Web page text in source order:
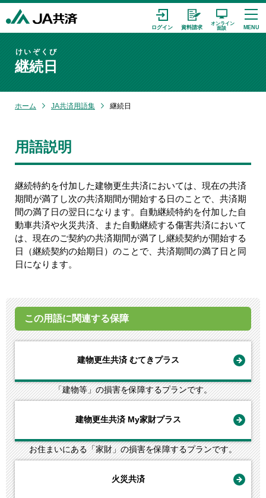
継続日
けいぞくび
ホーム JA共済用語集 継続日
用語説明
継続特約を付加した建物更生共済においては、現在の共済
期間が満了し次の共済期間が開始する日のことで、共済期
間の満了日の翌日になります。自動継続特約を付加した自
動車共済や火災共済、また自動継続する傷害共済において
は、現在のご契約の共済期間が満了し継続契約が開始する
日（継続契約の始期日）のことで、共済期間の満了日と同
日になります。
この用語に関連する保障
建物更生共済 むてきプラス
「建物等」の損害を保障するプランです。
建物更生共済 My家財プラス
お住まいにある「家財」の損害を保障するプランです。
火災共済